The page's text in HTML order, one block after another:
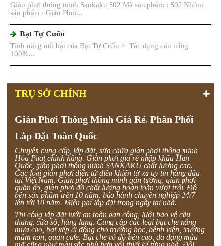
Giàn phơi thông minh Sankaku S02 Mã sản phẩm : S02 Nhóm
sản phẩm : Giàn Phơi...
Bạt Tự Cuốn
Tính năng nổi bật của Bạt Tự Cuốn > Tác dụng cản nắng
100%...
TRỤ SỞ CHÍNH
Giàn Phơi Thông Minh Giá Rẻ. Phân Phối
Lắp Đặt Toàn Quốc
Chuyên cung cấp, lắp đặt, sửa chữa giàn phơi thông minh
Hòa Phát chính hãng. Giàn phơi giá rẻ nhập khẩu Hàn
Quốc, giàn phơi thông minh SANKAKU chất lượng cao.
Các loại giàn phơi điện tử điều khiển từ xa uy tín hàng đầu
tại Việt Nam. Giàn phơi thông minh gắn tường, giàn phơi
quần áo, giàn phơi đồ chất lượng hoàn toàn vượt trội. Độ
bền sản phẩm trên 10 năm, bảo hành chuyên nghiệp 24/7
lên tới 10 năm. Miễn phí lắp đặt trong ngày tại nhà.
Thi công lắp đặt lưới an toàn ban công, lưới bảo vệ cầu
thang, cửa sổ, hàng lang. Cung cấp các loại bạt che nắng
mưa cho, bạt xếp di động cho trường học, bệnh viện, trường
mầm non, quán cafe. Bạt che có độ bền cao, đa dạng mẫu
mã cũng như màu sắc phù hợp với thiết kế từng nhà. Đội